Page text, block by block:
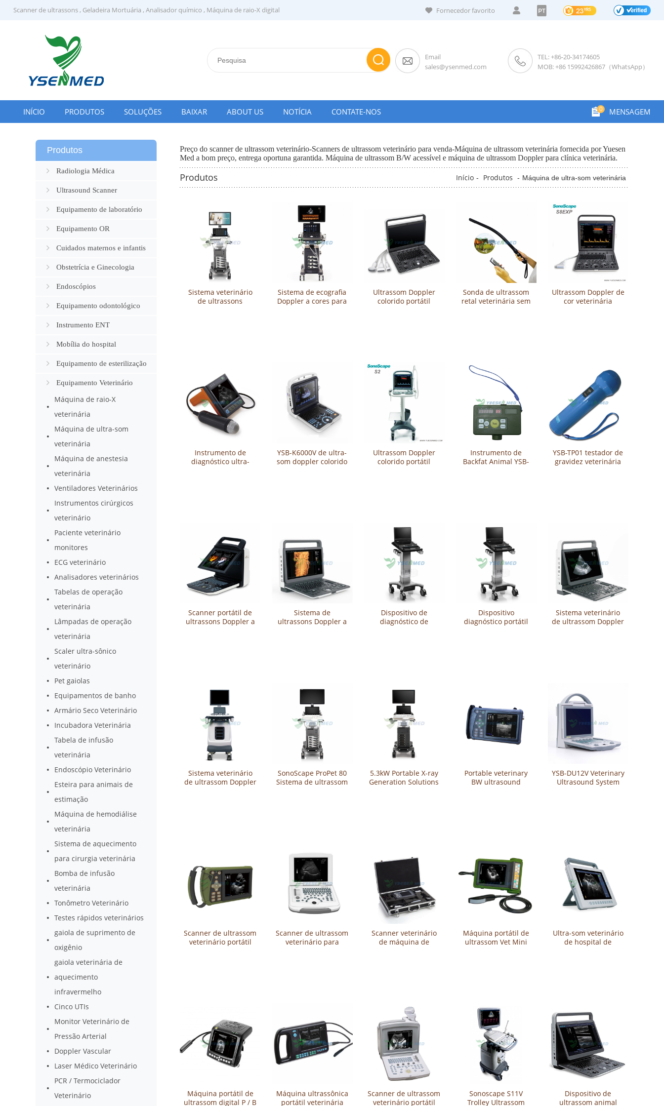
Scanner de ultrassons, Geladeira Mortuária , Analisador químico , Máquina de raio-X digital Fornecedor favorito PT
Email
sales@ysenmed.com
TEL: +86-20-34174605
MOB: +86 15992426867（WhatsApp）
0 MENSAGEM
INÍCIO PRODUTOS SOLUÇÕES BAIXAR ABOUT US NOTÍCIA CONTATE-NOS
Produtos
Radiologia Médica
Ultrasound Scanner
Equipamento de laboratório
Equipamento OR
Cuidados maternos e infantis
Obstetrícia e Ginecologia
Endoscópios
Equipamento odontológico
Instrumento ENT
Mobília do hospital
Equipamento de esterilização
Equipamento Veterinário
Máquina de raio-X
veterinária
Máquina de ultra-som
veterinária
Máquina de anestesia
veterinária
Ventiladores Veterinários
Instrumentos cirúrgicos
veterinário
Paciente veterinário
monitores
ECG veterinário
Analisadores veterinários
Tabelas de operação
veterinária
Lâmpadas de operação
veterinária
Scaler ultra-sônico
veterinário
Pet gaiolas
Equipamentos de banho
Armário Seco Veterinário
Incubadora Veterinária
Tabela de infusão
veterinária
Endoscópio Veterinário
Esteira para animais de
estimação
Máquina de hemodiálise
veterinária
Sistema de aquecimento
para cirurgia veterinária
Bomba de infusão
veterinária
Tonômetro Veterinário
Testes rápidos veterinários
gaiola de suprimento de
oxigênio
gaiola veterinária de
aquecimento
infravermelho
Cinco UTIs
Monitor Veterinário de
Pressão Arterial
Doppler Vascular
Laser Médico Veterinário
PCR / Termociclador
Veterinário
Preço do scanner de ultrassom veterinário-Scanners de ultrassom veterinário para venda-Máquina de ultrassom veterinária fornecida por Yuesen
Med a bom preço, entrega oportuna garantida. Máquina de ultrassom B/W acessível e máquina de ultrassom Doppler para clínica veterinária.
Produtos Início - Produtos - Máquina de ultra-som veterinária
Sistema veterinário
de ultrassons
Sistema de ecografia
Doppler a cores para
Ultrassom Doppler
colorido portátil
Sonda de ultrassom
retal veterinária sem
Ultrassom Doppler de
cor veterinária
Instrumento de
diagnóstico ultra-
YSB-K6000V de ultra-
som doppler colorido
Ultrassom Doppler
colorido portátil
Instrumento de
Backfat Animal YSB-
YSB-TP01 testador de
gravidez veterinária
Scanner portátil de
ultrassons Doppler a
Sistema de
ultrassons Doppler a
Dispositivo de
diagnóstico de
Dispositivo
diagnóstico portátil
Sistema veterinário
de ultrassom Doppler
Sistema veterinário
de ultrassom Doppler
SonoScape ProPet 80
Sistema de ultrassom
5.3kW Portable X-ray
Generation Solutions
Portable veterinary
BW ultrasound
YSB-DU12V Veterinary
Ultrasound System
Scanner de ultrassom
veterinário portátil
Scanner de ultrassom
veterinário para
Scanner veterinário
de máquina de
Máquina portátil de
ultrassom Vet Mini
Ultra-som veterinário
de hospital de
Máquina portátil de
ultrassom digital P / B
Máquina ultrassônica
portátil veterinária
Scanner de ultrassom
veterinário portátil
Sonoscape S11V
Trolley Ultrassom
Dispositivo de
ultrassom animal